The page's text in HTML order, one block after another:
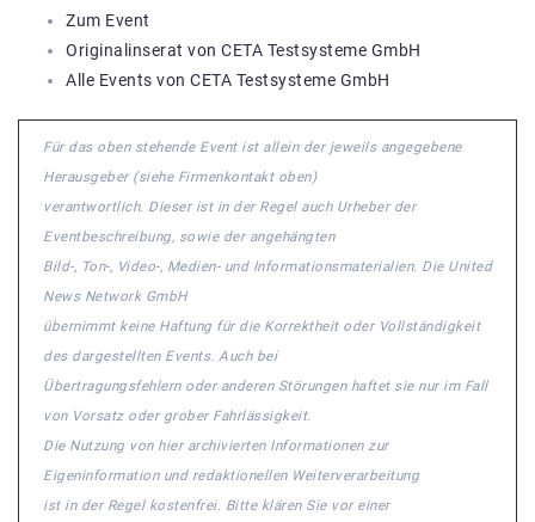
Zum Event
Originalinserat von CETA Testsysteme GmbH
Alle Events von CETA Testsysteme GmbH
Für das oben stehende Event ist allein der jeweils angegebene
Herausgeber (siehe Firmenkontakt oben)
verantwortlich. Dieser ist in der Regel auch Urheber der
Eventbeschreibung, sowie der angehängten
Bild-, Ton-, Video-, Medien- und Informationsmaterialien. Die United
News Network GmbH
übernimmt keine Haftung für die Korrektheit oder Vollständigkeit
des dargestellten Events. Auch bei
Übertragungsfehlern oder anderen Störungen haftet sie nur im Fall
von Vorsatz oder grober Fahrlässigkeit.
Die Nutzung von hier archivierten Informationen zur
Eigeninformation und redaktionellen Weiterverarbeitung
ist in der Regel kostenfrei. Bitte klären Sie vor einer